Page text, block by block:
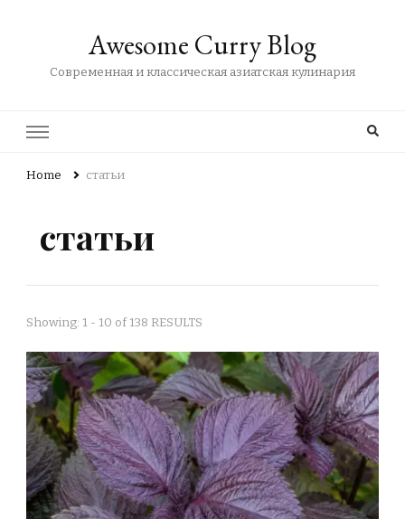
Awesome Curry Blog
Современная и классическая азиатская кулинария
Home статьи
статьи
Showing: 1 - 10 of 138 RESULTS